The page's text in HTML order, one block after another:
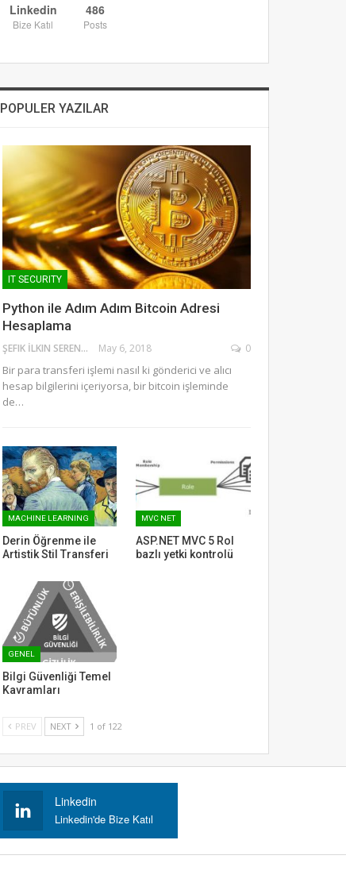
Linkedin
Bize Katıl
486
Posts
POPULER YAZILAR
IT SECURITY
Python ile Adım Adım Bitcoin Adresi
Hesaplama
ŞEFIK İLKIN SERENGIL May 6, 2018 0
Bir para transferi işlemi nasıl ki gönderici ve alıcı
hesap bilgilerini içeriyorsa, bir bitcoin işleminde
de…
MACHINE LEARNING
Derin Öğrenme ile
Artistik Stil Transferi
MVC NET
ASP.NET MVC 5 Rol
bazlı yetki kontrolü
GENEL
Bilgi Güvenliği Temel
Kavramları
PREV NEXT 1 of 122
Linkedin
Linkedin'de Bize Katıl